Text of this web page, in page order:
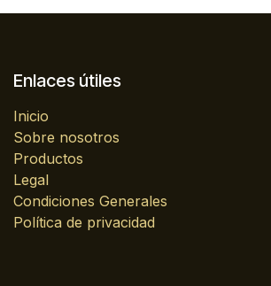
Enlaces útiles
Inicio
Sobre nosotros
Productos
Legal
Condiciones Generales
Política de privacidad